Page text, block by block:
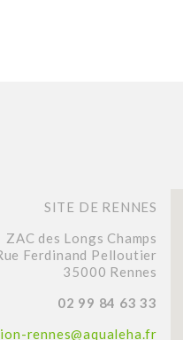
SITE DE RENNES
ZAC des Longs Champs
Ferdinand Pelloutier
35000 Rennes
02 99 84 63 33
rennes@aqualeha.fr